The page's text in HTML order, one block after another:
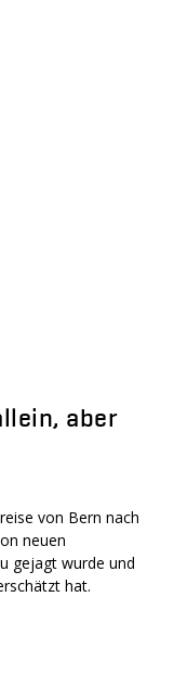
aber
von Bern nach
neuen
gejagt wurde und
hat.